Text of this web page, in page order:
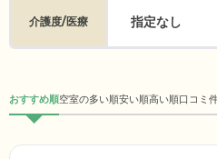
介護度/医療 指定なし
おすすめ順空室の多い順安い順高い順口コミ